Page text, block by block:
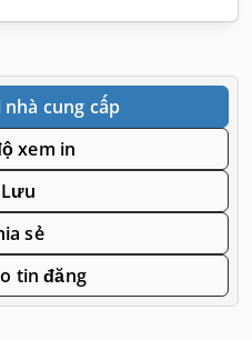
cung cấp
xem in
Lưu
sẻ
tin đăng